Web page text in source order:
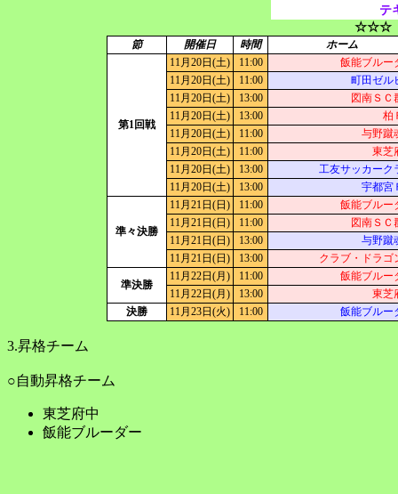
テ
☆☆☆
節 開催日 時間 ホーム
第1回戦
11月20日(土) 11:00
飯能ブルー
11月20日(土)
11:00
町田ゼル
11月20日(土)
13:00
図南ＳＣ
11月20日(土)
13:00
柏
11月20日(土)
11:00
与野蹴
11月20日(土)
11:00
東芝
11月20日(土)
13:00
工友サッカーク
11月20日(土)
13:00 宇都宮
準々決勝
11月21日(日) 11:00
飯能ブルー
11月21日(日)
11:00
図南ＳＣ
11月21日(日)
13:00
与野蹴
11月21日(日)
13:00 クラブ・ドラゴ
準決勝
11月22日(月) 11:00
飯能ブルー
11月22日(月)
13:00
東芝
決勝
11月23日(火) 11:00 飯能ブルー
3.昇格チーム
○自動昇格チーム
東芝府中
飯能ブルーダー